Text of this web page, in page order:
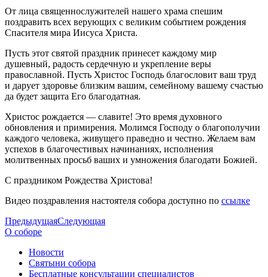
От лица священнослужителей нашего храма спешим
поздравить всех верующих с великим событием рождения
Спасителя мира Иисуса Христа.
Пусть этот святой праздник принесет каждому мир
душевный, радость сердечную и укрепление веры
православной. Пусть Христос Господь благословит ваш труд
и дарует здоровье близким вашим, семейному вашему счастью
да будет защита Его благодатная.
Христос рождается — славите! Это время духовного
обновления и примирения. Молимся Господу о благополучии
каждого человека, живущего праведно и честно. Желаем вам
успехов в благочестивых начинаниях, исполнения
молитвенных просьб ваших и умножения благодати Божией.
С праздником Рождества Христова!
Видео поздравления настоятеля собора доступно по ссылке
ПредыдущаяСледующая
О соборе
Новости
Святыни собора
Бесплатные консультации специалистов